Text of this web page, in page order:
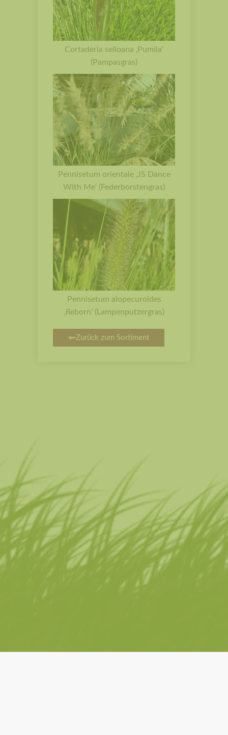
Cortaderia selloana ‚Pumila‘
(Pampasgras)
Pennisetum orientale ‚JS Dance
With Me‘ (Federborstengras)
Pennisetum alopecuroides
‚Reborn‘ (Lampenputzergras)
Zurück zum Sortiment